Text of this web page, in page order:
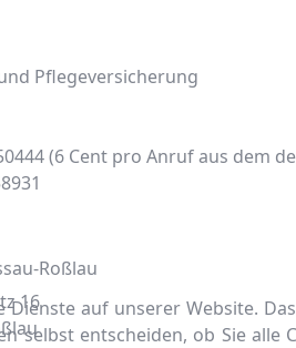
Pflegeversicherung
(6 Cent pro Anruf aus dem
Roßlau
16
auf unserer Website.
selbst entscheiden, ob Sie